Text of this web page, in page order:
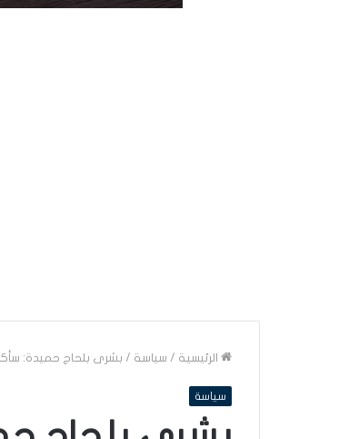
الرئيسية / سياسة / بشرى بلحاج حميدة:
سياسة